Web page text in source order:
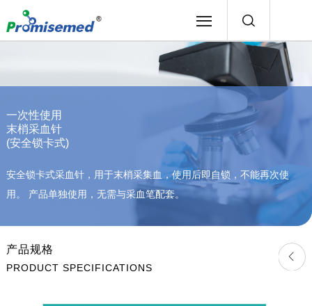
一次性使用
末梢采血针
(安全锁卡式)
安全锁卡式采血针，用于末梢采集血，使用后即自锁，不能再次使
用。 产品单独使用，无需与采血笔配套。
产品规格
PRODUCT SPECIFICATIONS